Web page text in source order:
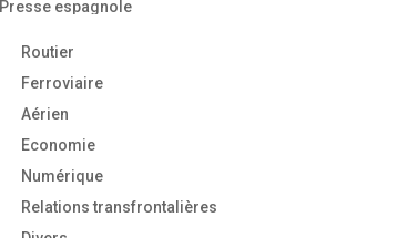
Presse espagnole
Routier
Ferroviaire
Aérien
Economie
Numérique
Relations transfrontalières